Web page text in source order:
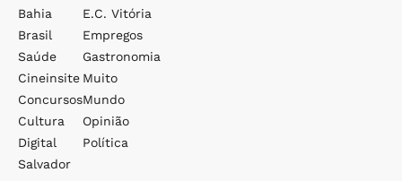
Bahia
Brasil
Saúde
Cineinsite
Concursos
Cultura
Digital
Salvador
E.c. Vitória
Empregos
Gastronomia
Muito
Mundo
Opinião
Política